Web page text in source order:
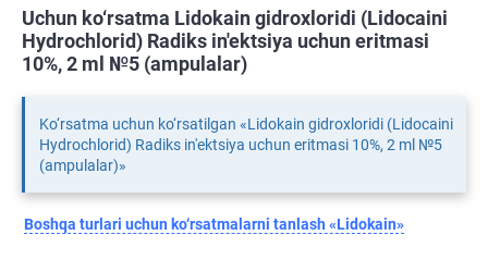
Uchun ko‘rsatma Lidokain gidroxloridi (Lidocaini
Hydrochlorid) Radiks in'ektsiya uchun eritmasi
10%, 2 ml №5 (ampulalar)
Ko‘rsatma uchun ko‘rsatilgan «Lidokain gidroxloridi (Lidocaini
Hydrochlorid) Radiks in'ektsiya uchun eritmasi 10%, 2 ml №5
(ampulalar)»
Boshqa turlari uchun ko‘rsatmalarni tanlash «Lidokain»